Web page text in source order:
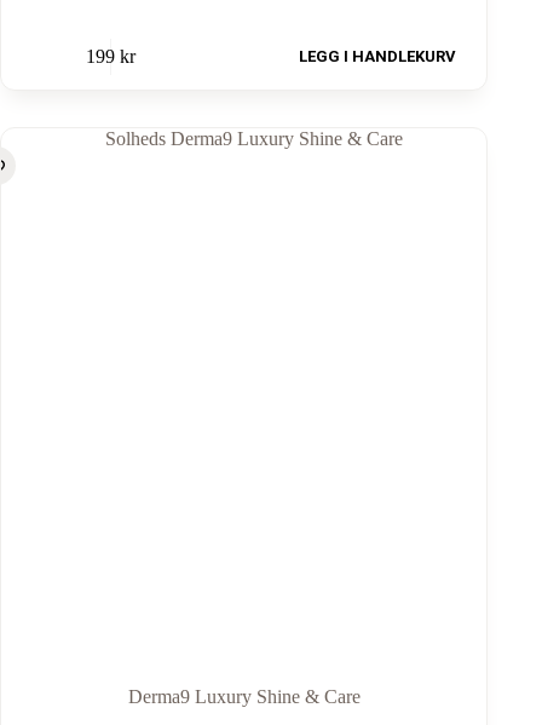
199 kr LEGG I HANDLEKURV
Derma9 Luxury Shine & Care